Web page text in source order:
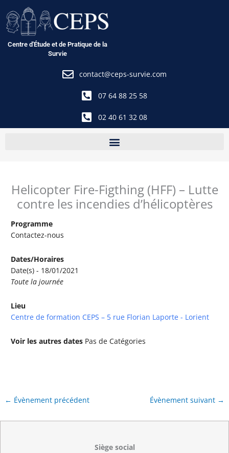
au
contenu
Centre d'Étude et de Pratique de la
Survie
contact@ceps-survie.com
07 64 88 25 58
02 40 61 32 08
Helicopter Fire-Figthing (HFF) – Lutte
contre les incendies d’hélicoptères
Programme
Contactez-nous
Dates/Horaires
Date(s) - 18/01/2021
Toute la journée
Lieu
Centre de formation CEPS – 5 rue Florian Laporte - Lorient
Voir les autres dates Pas de Catégories
← Évènement précédent Évènement suivant →
Siège social